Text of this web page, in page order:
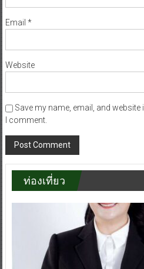
Email *
Website
Save my name, email, and
I comment.
ท่องเที่ยว